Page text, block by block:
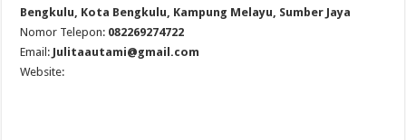
Bengkulu, Kota Bengkulu, Kampung Melayu, Sumber Jaya
Nomor Telepon: 082269274722
Email: Julitaautami@gmail.com
Website: